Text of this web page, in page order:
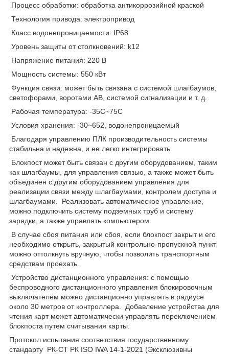
Процесс обработки: обработка антикоррозийной краской
Технология привода: электропривод
Класс водонепроницаемости: IP68
Уровень защиты от столкновений: k12
Напряжение питания: 220 В
Мощность системы: 550 кВт
Функция связи: может быть связана с системой шлагбаумов,
светофорами, воротами AB, системой сигнализации и т. д.
Рабочая температура: -35C~75C
Условия хранения: -30~652, водонепроницаемый
Благодаря управлению ПЛК производительность системы
стабильна и надежна, и ее легко интегрировать.
Блокпост может быть связан с другим оборудованием, таким
как шлагбаумы, для управления связью, а также может быть
объединен с другим оборудованием управления для
реализации связи между шлагбаумами, контролем доступа и
шлагбаумами. Реализовать автоматическое управление,
можно подключить систему подземных труб и систему
зарядки, а также управлять компьютером.
В случае сбоя питания или сбоя, если блокпост закрыт и его
необходимо открыть, закрытый контрольно-пропускной пункт
можно оттолкнуть вручную, чтобы позволить транспортным
средствам проехать.
Устройство дистанционного управления: с помощью
беспроводного дистанционного управления блокировочным
выключателем можно дистанционно управлять в радиусе
около 30 метров от контроллера. Добавление устройства для
чтения карт может автоматически управлять переключением
блокпоста путем считывания карты.
Протокол испытания соответствия государственному
стандарту РК-СТ РК ISO IWA 14-1-2021 (Эксклюзивны